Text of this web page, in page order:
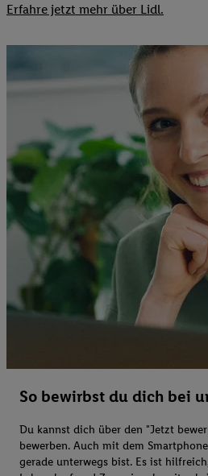
Erfahre jetzt mehr über Lidl.
So bewirbst du dich bei
Du kannst dich über den "Jetzt
bewerben. Auch mit dem
gerade unterwegs bist. Es ist